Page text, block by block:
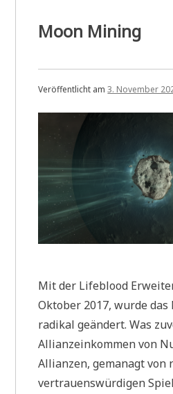
Moon Mining
Veröffentlicht am3. November
Mit der Lifeblood
Oktober 2017, wurde
radikal geändert. Was
Allianzeinkommen von
Allianzen, gemanagt von
vertrauenswürdigen